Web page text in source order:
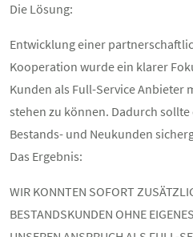
Die Lösung:
Entwicklung einer
Kooperation wurde ein klarer
Kunden als Full-Service Anbieter
stehen zu können. Dadurch
Bestands- und Neukunden
Das Ergebnis:
WIR KONNTEN SOFORT
BESTANDSKUNDEN OHNE